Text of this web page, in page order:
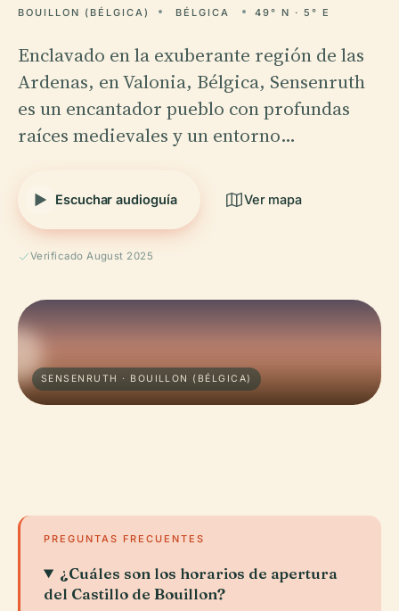
BOUILLON (BÉLGICA) BÉLGICA 49° N · 5° E
Enclavado en la exuberante región de las
Ardenas, en Valonia, Bélgica, Sensenruth
es un encantador pueblo con profundas
raíces medievales y un entorno…
Escuchar audioguía Ver mapa
Verificado August 2025
SENSENRUTH · BOUILLON (BÉLGICA)
PREGUNTAS FRECUENTES
¿Cuáles son los horarios de apertura
del Castillo de Bouillon?